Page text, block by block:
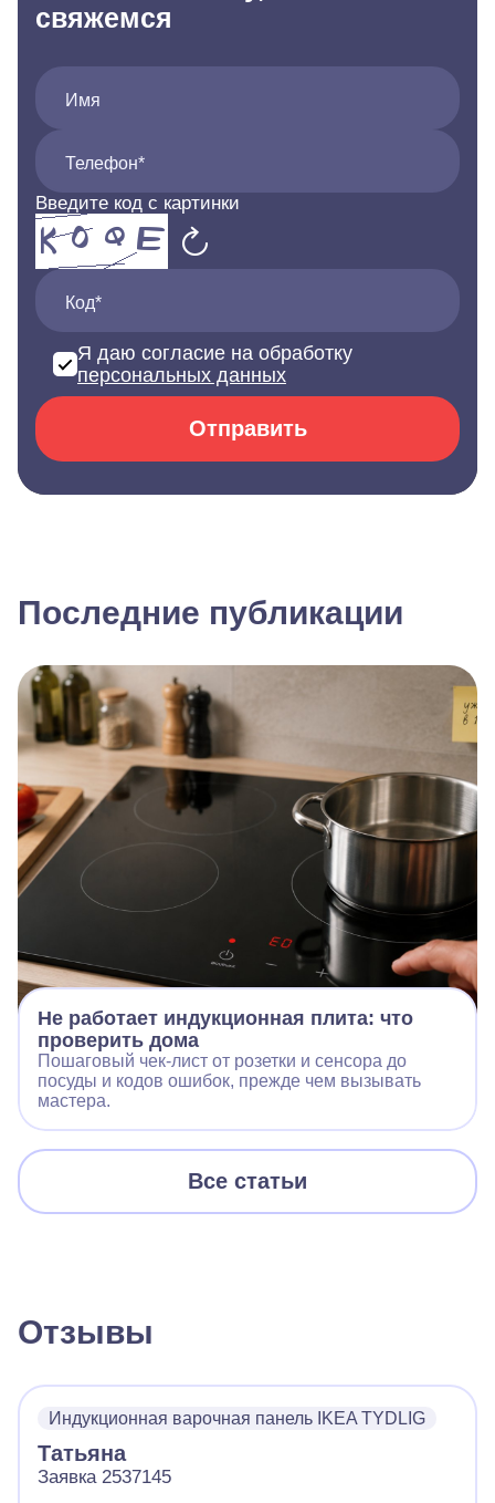
свяжемся
Имя
Телефон*
Введите код с картинки
Код*
Я даю согласие на обработку
персональных данных
Отправить
Последние публикации
Не работает индукционная плита: что
проверить дома
Пошаговый чек‑лист от розетки и сенсора до
посуды и кодов ошибок, прежде чем вызывать
мастера.
Все статьи
Отзывы
Индукционная варочная панель IKEA TYDLIG
Татьяна
Заявка 2537145